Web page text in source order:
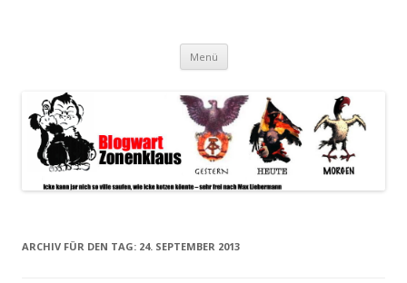
spiegeln im wesentlichen den Gesundheitszustand dieser unserer
Menü Zum
springen
ARCHIV FÜR DEN TAG: 24. SEPTEMBER 2013